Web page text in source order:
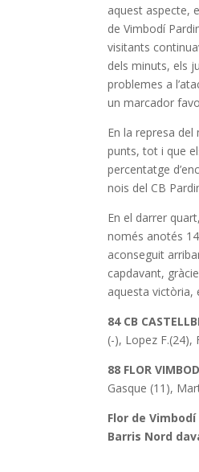
aquest aspecte,
de Vimbodí
visitants
dels minuts, els
problemes a
un marcador
En la represa
punts, tot i que
percentatge
nois del CB
En el darrer
només anotés
aconseguit
capdavant,
aquesta victòria,
84 CB
(-), Lopez F.(24),
88 FLOR
Gasque (11),
Flor de
Barris Nord